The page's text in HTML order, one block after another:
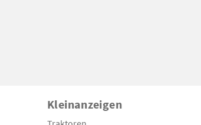
Kleinanzeigen